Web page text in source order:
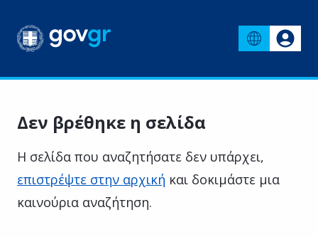
Δεν βρέθηκε η σελίδα
Η σελίδα που αναζητήσατε δεν υπάρχει,
επιστρέψτε στην αρχική και δοκιμάστε μια
καινούρια αναζήτηση.